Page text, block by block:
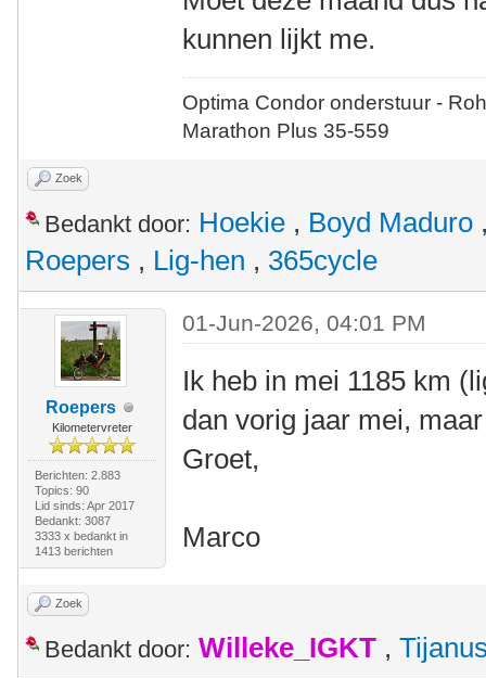
kunnen lijkt me.
Optima Condor onderstuur -
Marathon Plus 35-559
Zoek
Bedankt door: Hoekie , Boyd Maduro
Roepers , Lig-hen , 365cycle
Roepers
Kilometervreter
Berichten: 2.883
Topics: 90
Lid sinds: Apr 2017
Bedankt: 3087
3333 x bedankt in
1413 berichten
01-Jun-2026, 04:01 PM
Ik heb in mei 1185 km
dan vorig jaar mei,
Groet,
Marco
Zoek
Bedankt door: Willeke_IGKT ,